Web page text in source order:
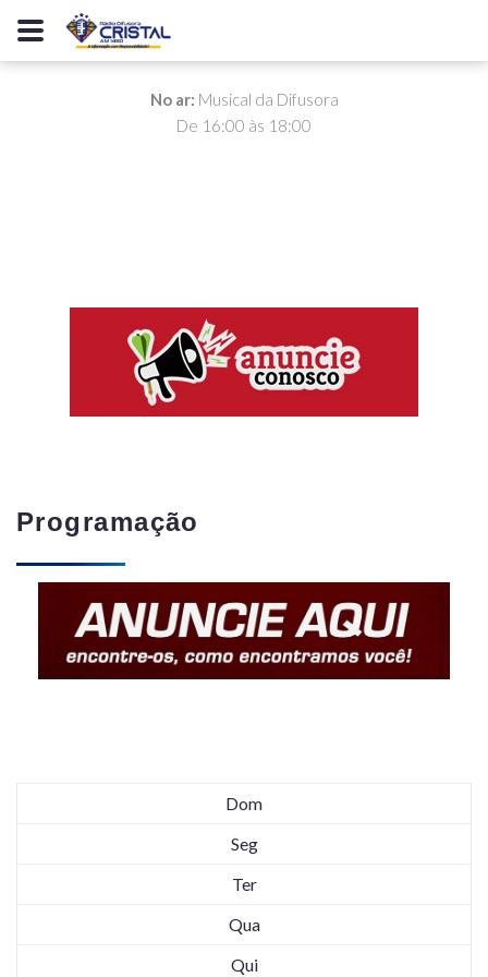
No ar: Musical da Difusora
De 16:00 às 18:00
Programação
Dom
Seg
Ter
Qua
Qui